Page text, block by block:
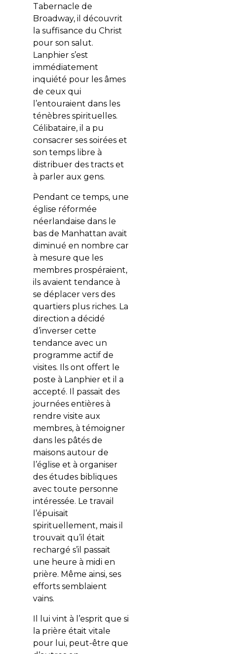
Tabernacle de
Broadway, il découvrit
la suffisance du Christ
pour son salut.
Lanphier s’est
immédiatement
inquiété pour les âmes
de ceux qui
l’entouraient dans les
ténèbres spirituelles.
Célibataire, il a pu
consacrer ses soirées et
son temps libre à
distribuer des tracts et
à parler aux gens.
Pendant ce temps, une
église réformée
néerlandaise dans le
bas de Manhattan avait
diminué en nombre car
à mesure que les
membres prospéraient,
ils avaient tendance à
se déplacer vers des
quartiers plus riches. La
direction a décidé
d’inverser cette
tendance avec un
programme actif de
visites. Ils ont offert le
poste à Lanphier et il a
accepté. Il passait des
journées entières à
rendre visite aux
membres, à témoigner
dans les pâtés de
maisons autour de
l’église et à organiser
des études bibliques
avec toute personne
intéressée. Le travail
l’épuisait
spirituellement, mais il
trouvait qu’il était
rechargé s’il passait
une heure à midi en
prière. Même ainsi, ses
efforts semblaient
vains.
Il lui vint à l’esprit que si
la prière était vitale
pour lui, peut-être que